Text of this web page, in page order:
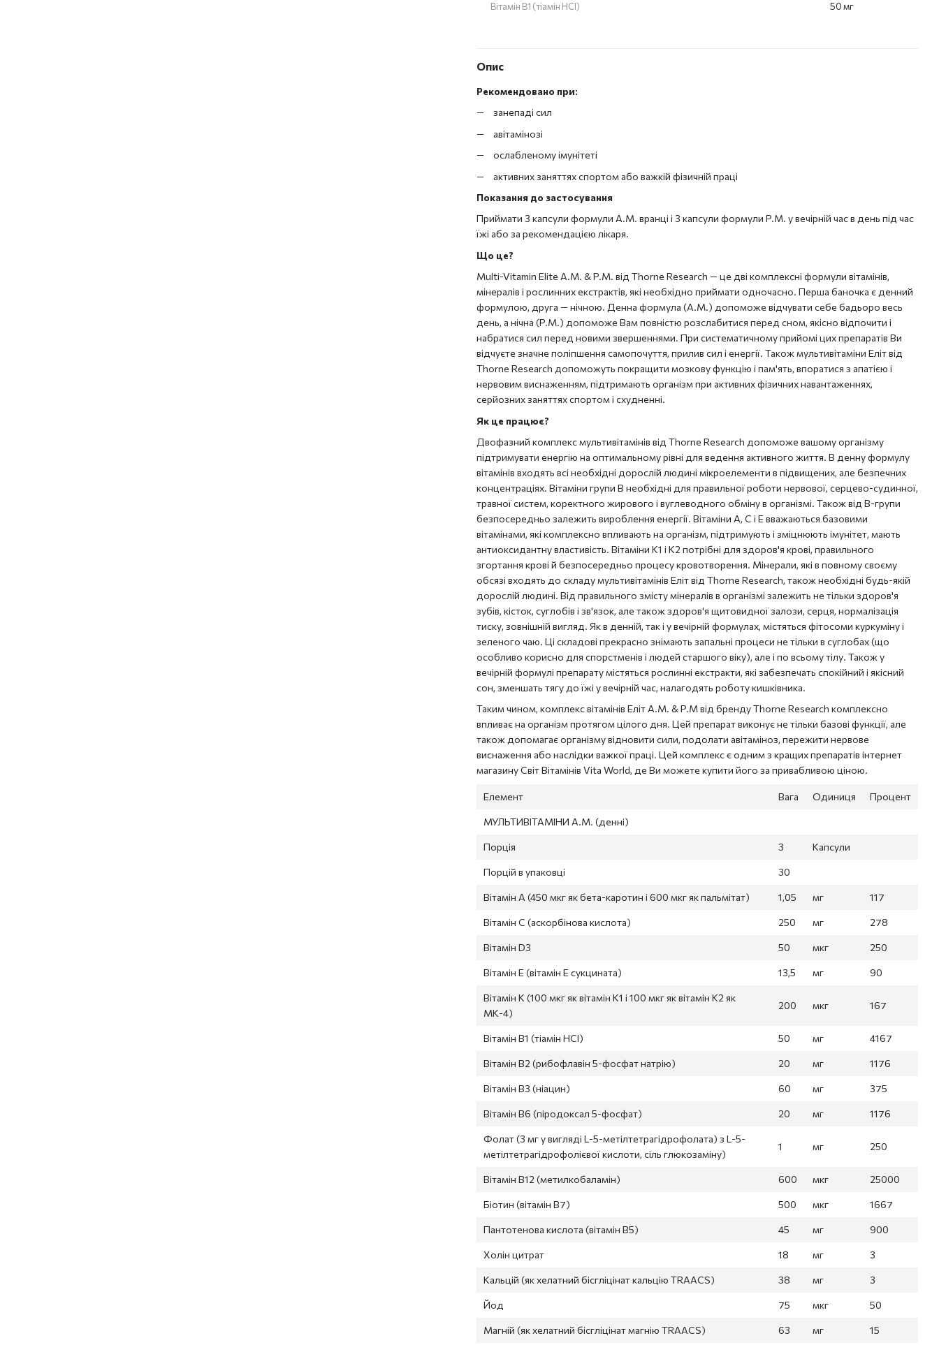
Вітамін В1 (тіамін HCI) 50 мг
Опис
Рекомендовано при:
занепаді сил
авітамінозі
ослабленому імунітеті
активних заняттях спортом або важкій фізичній праці
Показання до застосування
Приймати 3 капсули формули А.М. вранці і 3 капсули формули P.M. у вечірній час в день під час
їжі або за рекомендацією лікаря.
Що це?
Multi-Vitamin Elite A.M. & P.M. від Thorne Research — це дві комплексні формули вітамінів,
мінералів і рослинних екстрактів, які необхідно приймати одночасно. Перша баночка є денний
формулою, друга — нічною. Денна формула (A.M.) допоможе відчувати себе бадьоро весь
день, а нічна (P.M.) допоможе Вам повністю розслабитися перед сном, якісно відпочити і
набратися сил перед новими звершеннями. При систематичному прийомі цих препаратів Ви
відчуєте значне поліпшення самопочуття, прилив сил і енергії. Також мультивітаміни Еліт від
Thorne Research допоможуть покращити мозкову функцію і пам'ять, впоратися з апатією і
нервовим виснаженням, підтримають організм при активних фізичних навантаженнях,
серйозних заняттях спортом і схудненні.
Як це працює?
Двофазний комплекс мультивітамінів від Thorne Research допоможе вашому організму
підтримувати енергію на оптимальному рівні для ведення активного життя. В денну формулу
вітамінів входять всі необхідні дорослій людині мікроелементи в підвищених, але безпечних
концентраціях. Вітаміни групи В необхідні для правильної роботи нервової, серцево-судинної,
травної систем, коректного жирового і вуглеводного обміну в організмі. Також від В-групи
безпосередньо залежить вироблення енергії. Вітаміни А, С і Е вважаються базовими
вітамінами, які комплексно впливають на організм, підтримують і зміцнюють імунітет, мають
антиоксидантну властивість. Вітаміни К1 і К2 потрібні для здоров'я крові, правильного
згортання крові й безпосередньо процесу кровотворення. Мінерали, які в повному своєму
обсязі входять до складу мультивітамінів Еліт від Thorne Research, також необхідні будь-якій
дорослій людині. Від правильного змісту мінералів в організмі залежить не тільки здоров'я
зубів, кісток, суглобів і зв'язок, але також здоров'я щитовидної залози, серця, нормалізація
тиску, зовнішній вигляд. Як в денній, так і у вечірній формулах, містяться фітосоми куркуміну і
зеленого чаю. Ці складові прекрасно знімають запальні процеси не тільки в суглобах (що
особливо корисно для спорстменів і людей старшого віку), але і по всьому тілу. Також у
вечірній формулі препарату містяться рослинні екстракти, які забезпечать спокійний і якісний
сон, зменшать тягу до їжі у вечірній час, налагодять роботу кишківника.
Таким чином, комплекс вітамінів Еліт A.M. & P.M від бренду Thorne Research комплексно
впливає на організм протягом цілого дня. Цей препарат виконує не тільки базові функції, але
також допомагає організму відновити сили, подолати авітаміноз, пережити нервове
виснаження або наслідки важкої праці. Цей комплекс є одним з кращих препаратів інтернет
магазину Світ Вітамінів Vita World, де Ви можете купити його за привабливою ціною.
Елемент Вага Одиниця Процент
МУЛЬТИВІТАМІНИ A.M. (денні)
Порція 3 Капсули
Порцій в упаковці 30
Вітамін А (450 мкг як бета-каротин і 600 мкг як пальмітат) 1,05 мг 117
Вітамін С (аскорбінова кислота) 250 мг 278
Вітамін D3 50 мкг 250
Вітамін Е (вітамін Е сукцината) 13,5 мг 90
Вітамін К (100 мкг як вітамін К1 і 100 мкг як вітамін К2 як
МК-4)
200 мкг 167
Вітамін В1 (тіамін HCI) 50 мг 4167
Вітамін В2 (рибофлавін 5-фосфат натрію) 20 мг 1176
Вітамін В3 (ніацин) 60 мг 375
Вітамін В6 (піродоксал 5-фосфат) 20 мг 1176
Фолат (3 мг у вигляді L-5-метілтетрагідрофолата) з L-5-
метілтетрагідрофолієвої кислоти, сіль глюкозаміну)
1 мг 250
Вітамін В12 (метилкобаламін) 600 мкг 25000
Біотин (вітамін В7) 500 мкг 1667
Пантотенова кислота (вітамін В5) 45 мг 900
Холін цитрат 18 мг 3
Кальцій (як хелатний бісгліцінат кальцію TRAACS) 38 мг 3
Йод 75 мкг 50
Магній (як хелатний бісгліцінат магнію TRAACS) 63 мг 15